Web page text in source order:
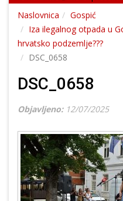
Naslovnica
Gospić
Iza ilegalnog otpada u
hrvatsko podzemlje???
DSC_0658
DSC_0658
Objavljeno: 12/07/2025